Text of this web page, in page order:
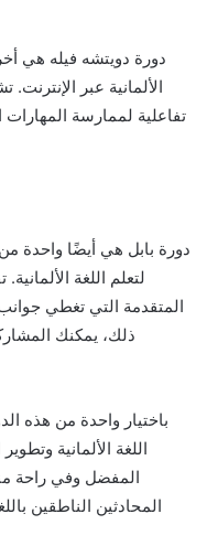
دورة دويتشه فيله هي
الألمانية عبر
تفاعلية لممارسة المهارات
دورة بابل هي أيضًا واحدة من
لتعلم اللغة
المتقدمة التي تغطي جوانب
ذلك، يمكنك
باختيار واحدة من هذه
اللغة الألمانية
المفضل وفي راحة
المحادثين الناطقين